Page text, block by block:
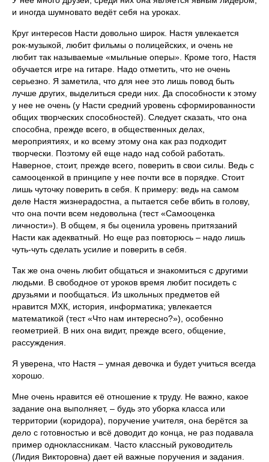
и иногда шумновато ведёт себя на уроках.
Круг интересов Насти довольно широк. Настя увлекается
рок-музыкой, любит фильмы о полицейских, и очень не
любит так называемые «мыльные оперы». Кроме того, Настя
обучается игре на гитаре. Надо отметить, что не очень
серьезно. Я заметила, что для нее это лишь повод быть
лучше других, выделиться среди них. Да способности к этому
у нее не очень (у Насти средний уровень сформированности
общих творческих способностей). Следует сказать, что она
способна, прежде всего, в общественных делах,
мероприятиях, и ко всему этому она как раз подходит
творчески. Поэтому ей еще надо над собой работать.
Наверное, стоит, прежде всего, поверить в свои силы. Ведь с
самооценкой в принципе у нее почти все в порядке. Стоит
лишь чуточку поверить в себя. К примеру: ведь на самом
деле Настя жизнерадостна, а пытается себе вбить в голову,
что она почти всем недовольна (тест «Самооценка
личности»). В общем, я бы оценила уровень притязаний
Насти как адекватный. Но еще раз повторюсь – надо лишь
чуть-чуть сделать усилие и поверить в себя.
Так же она очень любит общаться и знакомиться с другими
людьми. В свободное от уроков время любит посидеть с
друзьями и пообщаться. Из школьных предметов ей
нравится МХК, история, информатика; увлекается
математикой (тест «Что нам интересно?»), особенно
геометрией. В них она видит, прежде всего, общение,
рассуждения.
Я уверена, что Настя – умная девочка и будет учиться всегда
хорошо.
Мне очень нравится её отношение к труду. Не важно, какое
задание она выполняет, – будь это уборка класса или
территории (коридора), поручение учителя, она берётся за
дело с готовностью и всё доводит до конца, не раз подавала
пример одноклассникам. Часто классный руководитель
(Лидия Викторовна) дает ей важные поручения и задания.